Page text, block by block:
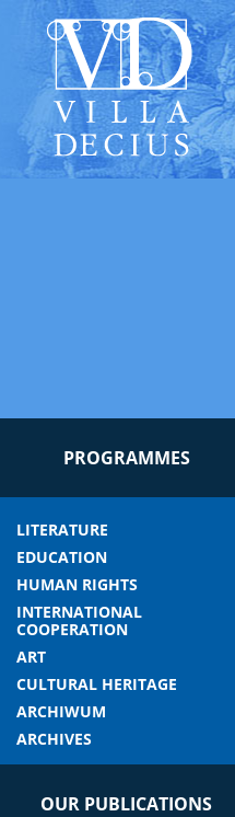
PROGRAMMES
LITERATURE
EDUCATION
HUMAN RIGHTS
INTERNATIONAL
COOPERATION
ART
CULTURAL HERITAGE
ARCHIWUM
ARCHIVES
OUR PUBLICATIONS